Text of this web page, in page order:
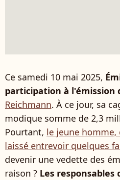
Ce samedi 10 mai 2025,
participation à l'émission
Reichmann. À ce jour, sa
modique somme de 2,3
Pourtant, le jeune
laissé entrevoir quelques
devenir une vedette des
raison ? Les responsables